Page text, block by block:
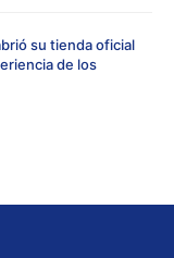
su tienda oficial
de los